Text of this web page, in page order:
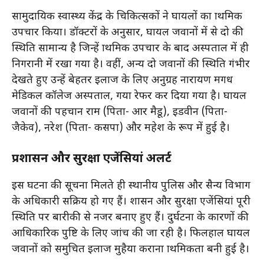
सामुदायिक स्वास्थ्य केंद्र के चिकित्सकों ने घायलों का प्राथमिक
उपचार किया। डॉक्टरों के अनुसार, घायल जवानों में से दो की
स्थिति सामान्य है जिन्हें प्राथमिक उपचार के बाद अस्पताल में ही
निगरानी में रखा गया है। वहीं, अन्य दो जवानों की स्थिति गंभीर
देखते हुए उन्हें बेहतर इलाज के लिए अनुग्रह नारायण मगध
मेडिकल कॉलेज अस्पताल, गया रेफर कर दिया गया है। घायल
जवानों की पहचान राम (पिता- आर मैडू), इडवीन (पिता-
जैकेव), नरेश (पिता- कसपा) और महेश के रूप में हुई है।
प्रशासन और सुरक्षा एजेंसियां अलर्ट
इस घटना की सूचना मिलते ही स्थानीय पुलिस और सैन्य विभाग
के अधिकारी सक्रिय हो गए हैं। प्रशासन और सुरक्षा एजेंसियां पूरी
स्थिति पर बारीकी से नजर बनाए हुए हैं। दुर्घटना के कारणों की
आधिकारिक पुष्टि के लिए जांच की जा रही है। फिलहाल घायल
जवानों को समुचित इलाज मुहैया कराना प्राथमिकता बनी हुई है।